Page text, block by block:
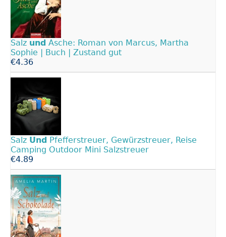
Salz und Asche: Roman von Marcus, Martha
Sophie | Buch | Zustand gut
€4.36
Salz Und Pfefferstreuer, Gewürzstreuer, Reise
Camping Outdoor Mini Salzstreuer
€4.89